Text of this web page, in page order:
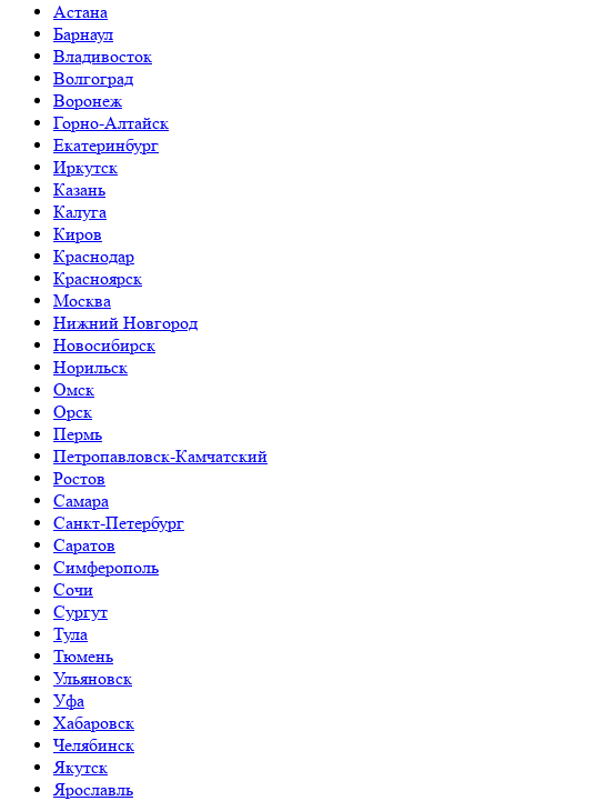
Астана
Барнаул
Владивосток
Волгоград
Воронеж
Горно-Алтайск
Екатеринбург
Иркутск
Казань
Калуга
Киров
Краснодар
Красноярск
Москва
Нижний Новгород
Новосибирск
Норильск
Омск
Орск
Пермь
Петропавловск-Камчатский
Ростов
Самара
Санкт-Петербург
Саратов
Симферополь
Сочи
Сургут
Тула
Тюмень
Ульяновск
Уфа
Хабаровск
Челябинск
Якутск
Ярославль